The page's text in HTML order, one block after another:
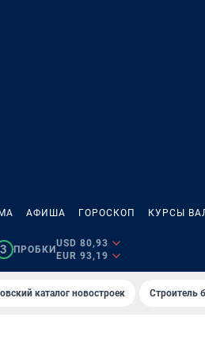
АФИША ГОРОСКОП КУРСЫ
3 ПРОБКИ
USD 80,93
EUR 93,19
каталог новостроек Строитель